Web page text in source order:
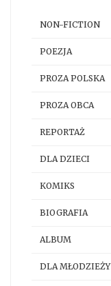
NON-FICTION
POEZJA
PROZA POLSKA
PROZA OBCA
REPORTAŻ
DLA DZIECI
KOMIKS
BIOGRAFIA
ALBUM
DLA MŁODZIEŻY